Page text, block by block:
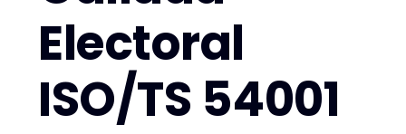
Electoral
ISO/TS 54001